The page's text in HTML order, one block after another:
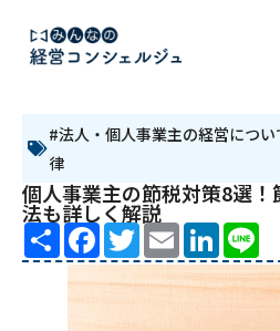
#法人・個人事業主の経営につい
律
個人事業主の節税対策8選
法も詳しく解説
Share Facebook
TwitterEmail LinkedIn